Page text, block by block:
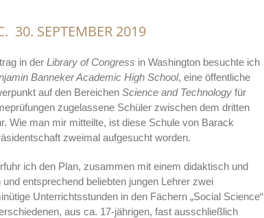
30. SEPTEMBER 2019
in der Library of Congress in Washington besuchte ich
Banneker Academic High School, eine öffentliche
auf den Bereichen Science and Technologyfür
zugelassene Schüler zwischen dem dritten
Wie man mir mitteilte, ist diese Schule von Barack
zweimal aufgesucht worden.
ich den Plan, zusammen mit einem didaktisch und
entsprechend beliebten jungen Lehrer zwei
Unterrichtsstunden in den Fächern „Social Science“
aus ca. 17-jährigen, fast ausschließlich